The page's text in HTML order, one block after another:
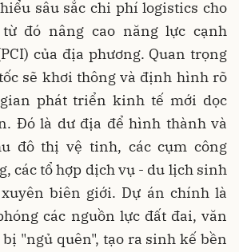
sâu sắc chi phí logistics cho
đó nâng cao năng lực cạnh
của địa phương. Quan trọng
sẽ khơi thông và định hình rõ
phát triển kinh tế mới dọc
Đó là dư địa để hình thành và
đô thị vệ tinh, các cụm công
các tổ hợp dịch vụ - du lịch sinh
biên giới. Dự án chính là
các nguồn lực đất đai, văn
"ngủ quên", tạo ra sinh kế bền